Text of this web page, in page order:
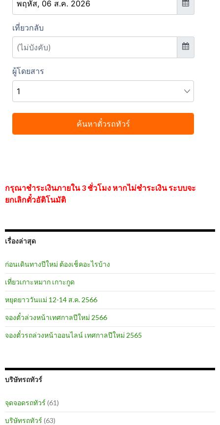
กรุณาชำระเงินภายใน 3 ชั่วโมง หากไม่ชำระเงิน ระบบจะ
ยกเลิกตั๋วอัติโนมัติ
เรื่องล่าสุด
ก่อนเดินทางปีใหม่ ต้องเช็คอะไรบ้าง
เที่ยวเกาะหมาก เกาะกูด
หยุดยาววันแม่ 12-14 ส.ค. 2566
จองตั๋วล่วงหน้าเทศกาลปีใหม่ 2566
จองตั๋วรถล่วงหน้าออนไลน์ เทศกาลปีใหม่ 2565
บริษัทรถทัวร์
จุดจอดรถทัวร์ (61)
บริษัทรถทัวร์ (63)